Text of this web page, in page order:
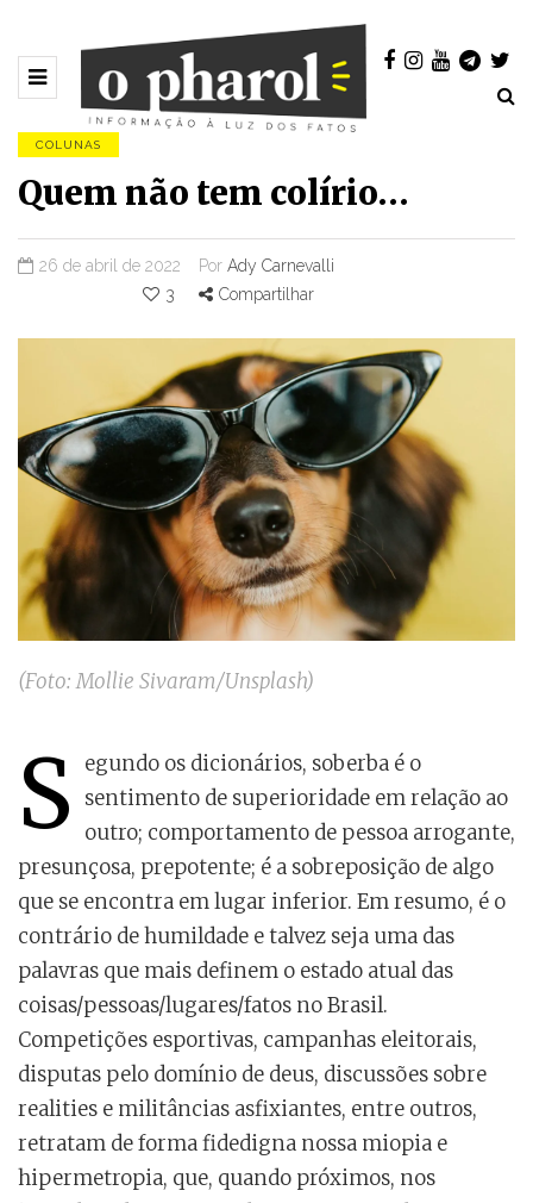
COLUNAS
Quem não tem colírio…
26 de abril de 2022 Por Ady Carnevalli
3
Compartilhar
(Foto: Mollie Sivaram/Unsplash)
S
egundo os dicionários, soberba é o
sentimento de superioridade em relação ao
outro; comportamento de pessoa arrogante,
presunçosa, prepotente; é a sobreposição de algo
que se encontra em lugar inferior. Em resumo, é o
contrário de humildade e talvez seja uma das
palavras que mais definem o estado atual das
coisas/pessoas/lugares/fatos no Brasil.
Competições esportivas, campanhas eleitorais,
disputas pelo domínio de deus, discussões sobre
realities e militâncias asfixiantes, entre outros,
retratam de forma fidedigna nossa miopia e
hipermetropia, que, quando próximos, nos